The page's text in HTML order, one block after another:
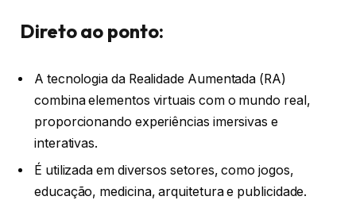
Direto ao ponto:
A tecnologia da Realidade Aumentada (RA)
combina elementos virtuais com o mundo real,
proporcionando experiências imersivas e
interativas.
É utilizada em diversos setores, como jogos,
educação, medicina, arquitetura e publicidade.